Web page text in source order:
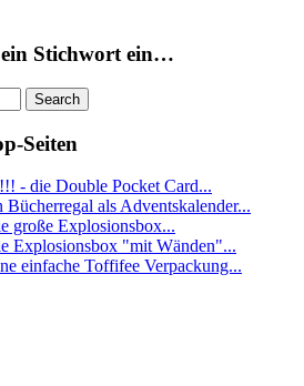
ein Stichwort ein…
Seiten
- die Double Pocket Card...
als Adventskalender...
große Explosionsbox...
Explosionsbox "mit Wänden"...
einfache Toffifee Verpackung...